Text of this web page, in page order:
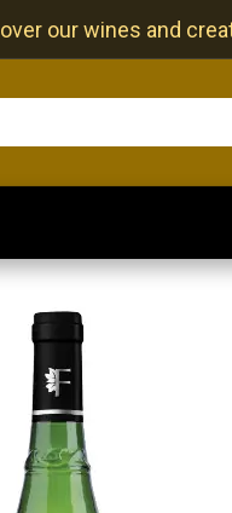
our wines and